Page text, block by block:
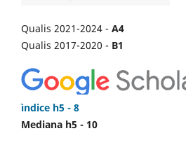
Qualis 2021-2024 - A4
Qualis 2017-2020 - B1
ìndice h5 - 8
Mediana h5 - 10